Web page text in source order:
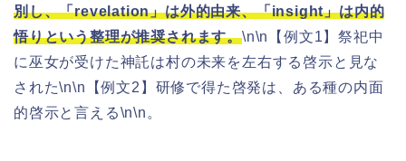
別し、「revelation」は外的由来、「insight」は内的
悟りという整理が推奨されます。\n\n【例文1】祭祀中
に巫女が受けた神託は村の未来を左右する啓示と見な
された\n\n【例文2】研修で得た啓発は、ある種の内面
的啓示と言える\n\n。